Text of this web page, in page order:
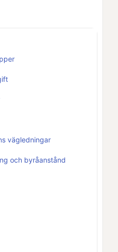
vägledningar
och byråanstånd